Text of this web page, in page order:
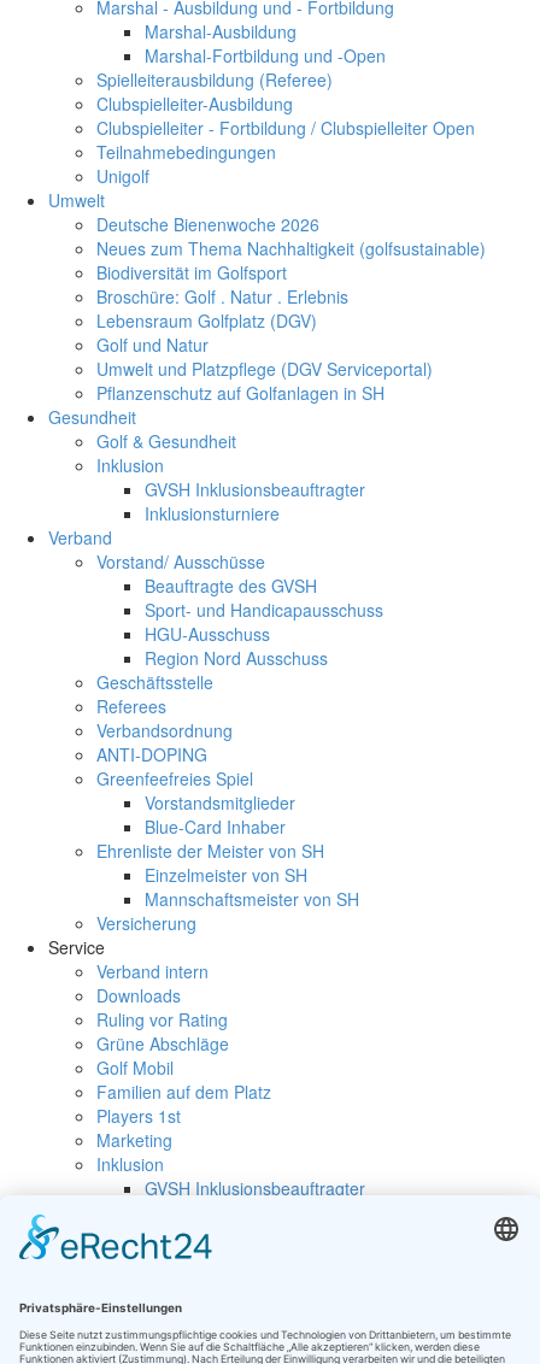
Marshal - Ausbildung und - Fortbildung
Marshal-Ausbildung
Marshal-Fortbildung und -Open
Spielleiterausbildung (Referee)
Clubspielleiter-Ausbildung
Clubspielleiter - Fortbildung / Clubspielleiter Open
Teilnahmebedingungen
Unigolf
Umwelt
Deutsche Bienenwoche 2026
Neues zum Thema Nachhaltigkeit (golfsustainable)
Biodiversität im Golfsport
Broschüre: Golf . Natur . Erlebnis
Lebensraum Golfplatz (DGV)
Golf und Natur
Umwelt und Platzpflege (DGV Serviceportal)
Pflanzenschutz auf Golfanlagen in SH
Gesundheit
Golf & Gesundheit
Inklusion
GVSH Inklusionsbeauftragter
Inklusionsturniere
Verband
Vorstand/ Ausschüsse
Beauftragte des GVSH
Sport- und Handicapausschuss
HGU-Ausschuss
Region Nord Ausschuss
Geschäftsstelle
Referees
Verbandsordnung
ANTI-DOPING
Greenfeefreies Spiel
Vorstandsmitglieder
Blue-Card Inhaber
Ehrenliste der Meister von SH
Einzelmeister von SH
Mannschaftsmeister von SH
Versicherung
Service
Verband intern
Downloads
Ruling vor Rating
Grüne Abschläge
Golf Mobil
Familien auf dem Platz
Players 1st
Marketing
Inklusion
GVSH Inklusionsbeauftragter
Golfurlaub
Merkblätter des DGV
Golfclubs Login